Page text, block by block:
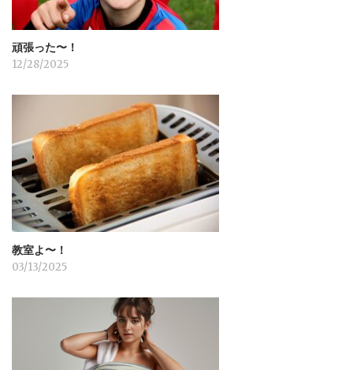
頑張った〜！
12/28/2025
教室よ〜！
03/13/2025